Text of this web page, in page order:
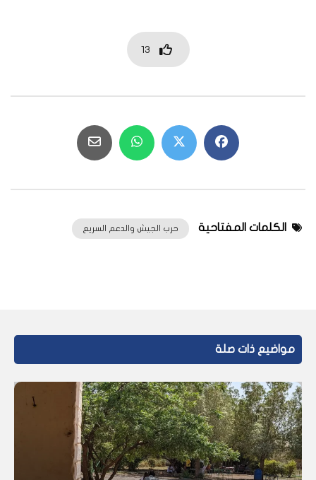
13
الكلمات المفتاحية حرب الجيش والدعم السريع
مواضيع ذات صلة